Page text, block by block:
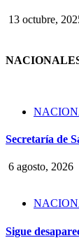
13 octubre,
Secretaría de
6 agosto, 2026
Sigue